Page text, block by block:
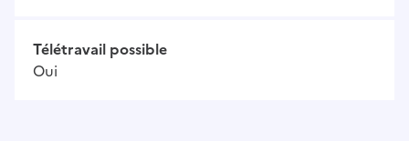
Télétravail possible
Oui